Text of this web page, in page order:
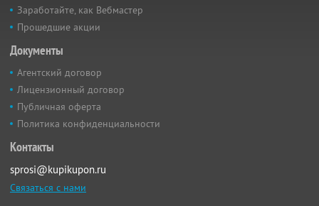
Заработайте, как Вебмастер
Прошедшие акции
Документы
Агентский договор
Лицензионный договор
Публичная оферта
Политика конфиденциальности
Контакты
sprosi@kupikupon.ru
Связаться с нами